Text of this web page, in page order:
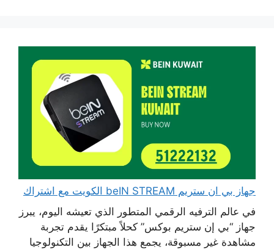
جهاز بي ان ستريم beIN STREAM الكويت مع اشتراك
في عالم الترفيه الرقمي المتطور الذي تعيشه اليوم، يبرز
جهاز “بي إن ستريم بوكس” كحلاً مبتكرًا يقدم تجربة
مشاهدة غير مسبوقة، يجمع هذا الجهاز بين التكنولوجيا